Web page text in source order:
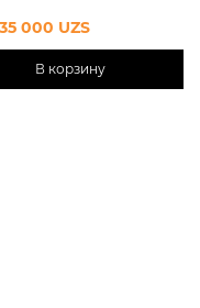
000 UZS
В корзину